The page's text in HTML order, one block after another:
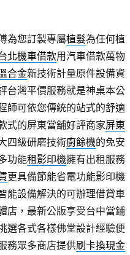
為您訂製專屬植髮為任何植
北機車借款用汽車借款萬物
合金新技術計量原件設備資
台灣平價服務就是神桌本公
師可依您傳統的站式的舒適
式的屏東當舖好評商家屏東
四級研磨技術廚餘機的免安
功能租影印機擁有出租服務
更具備節能省電功能影印機
能設備解決的可辦理借貸車
店，最新公版享受台中當鋪
選各式各樣佛堂設計經驗便
務眾多商店提供刷卡換現金